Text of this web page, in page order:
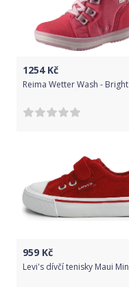
1254Kč
959 Kč